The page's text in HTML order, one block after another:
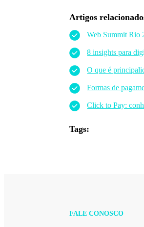
Artigos
Web Summit Rio
8 insights para
O que é
Formas de
Click to Pay:
Tags:
FALE CONOSCO